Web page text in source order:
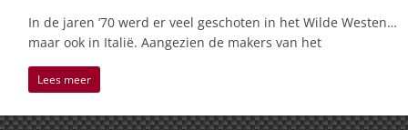
In de jaren ’70 werd er veel geschoten in het Wilde Westen…
maar ook in Italië. Aangezien de makers van het
Lees meer